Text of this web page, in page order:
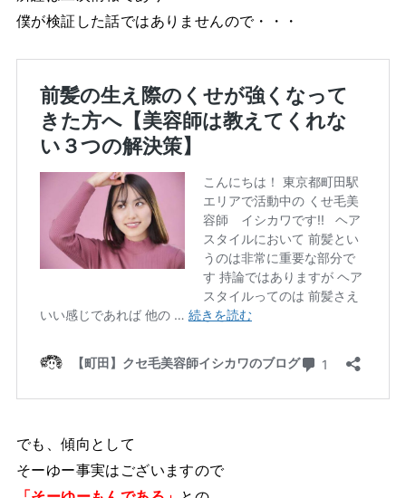
僕が検証した話ではありませんので・・・
でも、傾向として
そーゆー事実はございますので